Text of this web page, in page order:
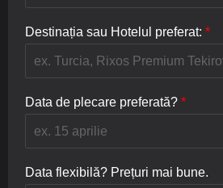
n
u
m
l
*
l
e
f
n
Destinația sau Hotelul preferat: *
Data de plecare preferată? *
Data flexibilă? Prețuri mai bune.